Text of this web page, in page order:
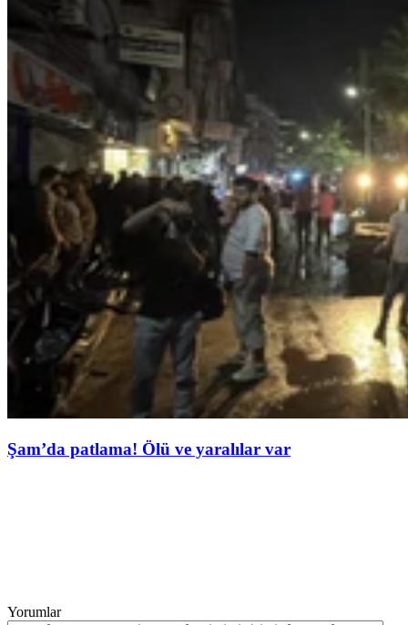
Şam’da patlama! Ölü ve yaralılar var
Yorumlar